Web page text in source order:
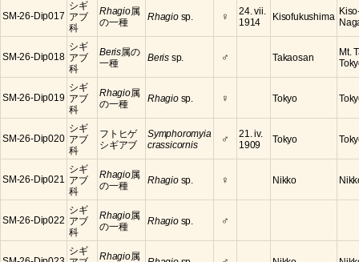
SM-26-Dip017
シギ
アブ
科
Rhagio属
の一種
Rhagiosp. ♀
24. vii.
1914
Kisofukushima
SM-26-Dip018
シギ
アブ
科
Beris属の
一種
Beris sp. ♂ Takaosan
Mt.
SM-26-Dip019
シギ
アブ
科
Rhagio属
の一種
Rhagiosp. ♀ Tokyo
SM-26-Dip020
シギ
アブ
科
フトヒゲ
シギアブ
Symphoromyia
crassicornis
♂
21. iv.
1909
Tokyo
SM-26-Dip021
シギ
アブ
科
Rhagio属
の一種
Rhagiosp. ♀ Nikko
SM-26-Dip022
シギ
アブ
科
Rhagio属
の一種
Rhagiosp. ♂
シギ
Rhagio属